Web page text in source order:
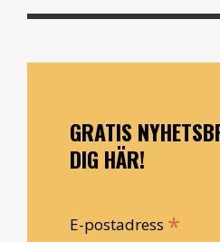
GRATIS
DIG HÄR!
E-postadress *